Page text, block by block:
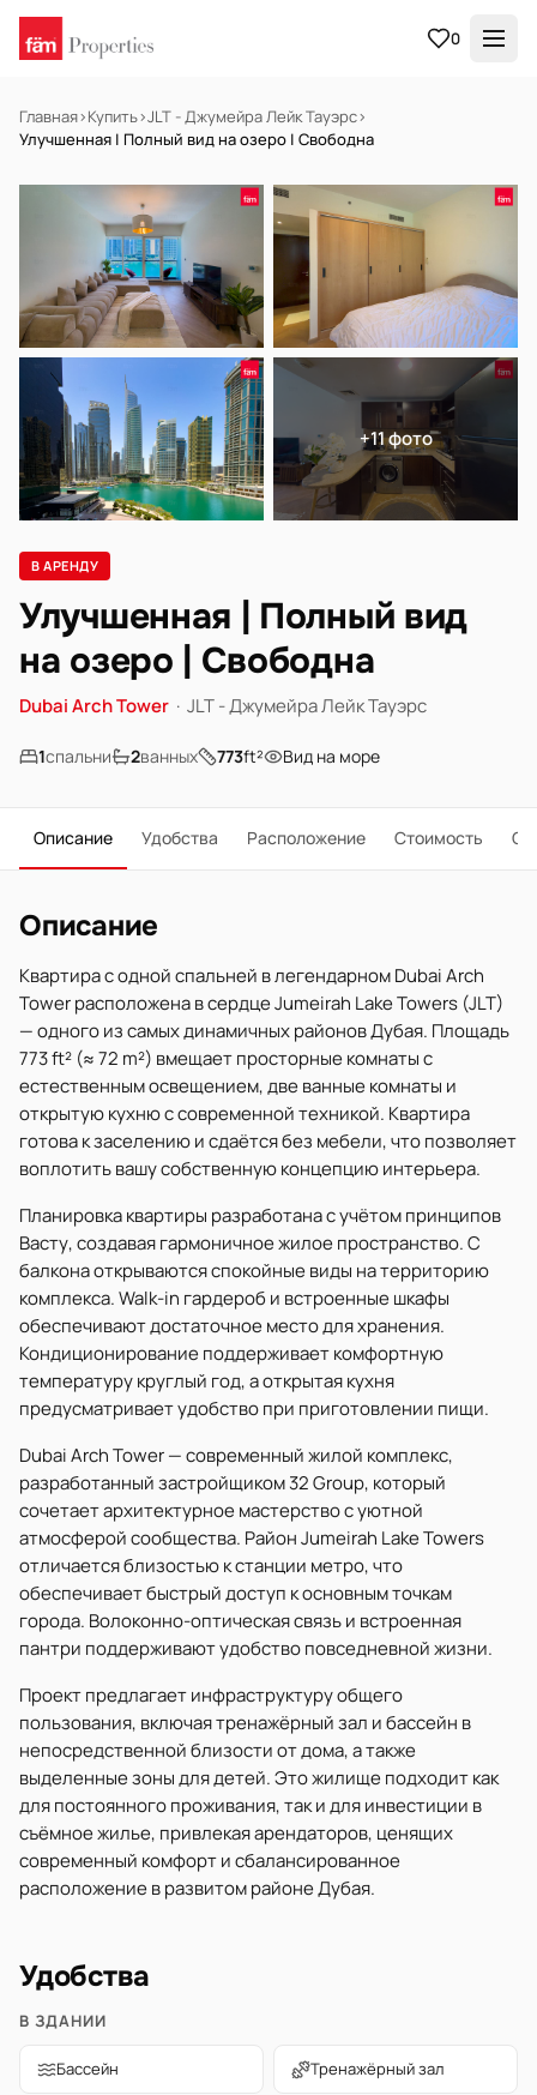
0
Главная›Купить›JLT - Джумейра Лейк Тауэрс›
Улучшенная | Полный вид на озеро | Свободна
В АРЕНДУ Готов к заселению
+11 фото
В АРЕНДУ
Улучшенная | Полный вид
на озеро | Свободна
Dubai Arch Tower · JLT - Джумейра Лейк Тауэрс
1спальни 2ванных 773ft² Вид на море
Описание Удобства Расположение Стоимость О
Описание
Квартира с одной спальней в легендарном Dubai Arch
Tower расположена в сердце Jumeirah Lake Towers (JLT)
— одного из самых динамичных районов Дубая. Площадь
773 ft² (≈ 72 m²) вмещает просторные комнаты с
естественным освещением, две ванные комнаты и
открытую кухню с современной техникой. Квартира
готова к заселению и сдаётся без мебели, что позволяет
воплотить вашу собственную концепцию интерьера.
Планировка квартиры разработана с учётом принципов
Васту, создавая гармоничное жилое пространство. С
балкона открываются спокойные виды на территорию
комплекса. Walk-in гардероб и встроенные шкафы
обеспечивают достаточное место для хранения.
Кондиционирование поддерживает комфортную
температуру круглый год, а открытая кухня
предусматривает удобство при приготовлении пищи.
Dubai Arch Tower — современный жилой комплекс,
разработанный застройщиком 32 Group, который
сочетает архитектурное мастерство с уютной
атмосферой сообщества. Район Jumeirah Lake Towers
отличается близостью к станции метро, что
обеспечивает быстрый доступ к основным точкам
города. Волоконно-оптическая связь и встроенная
пантри поддерживают удобство повседневной жизни.
Проект предлагает инфраструктуру общего
пользования, включая тренажёрный зал и бассейн в
непосредственной близости от дома, а также
выделенные зоны для детей. Это жилище подходит как
для постоянного проживания, так и для инвестиции в
съёмное жилье, привлекая арендаторов, ценящих
современный комфорт и сбалансированное
расположение в развитом районе Дубая.
Удобства
В ЗДАНИИ
Бассейн Тренажёрный зал